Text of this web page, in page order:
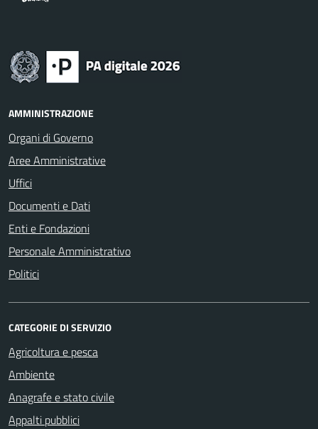
AMMINISTRAZIONE
Organi di Governo
Aree Amministrative
Uffici
Documenti e Dati
Enti e Fondazioni
Personale Amministrativo
Politici
CATEGORIE DI SERVIZIO
Agricoltura e pesca
Ambiente
Anagrafe e stato civile
Appalti pubblici